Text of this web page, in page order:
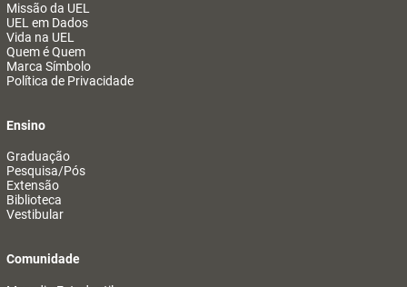
Missão da UEL
UEL em Dados
Vida na UEL
Quem é Quem
Marca Símbolo
Política de Privacidade
Ensino
Graduação
Pesquisa/Pós
Extensão
Biblioteca
Vestibular
Comunidade